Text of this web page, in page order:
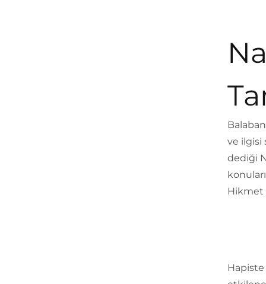
ve ilgisi
dediği
Hikmet
Hapiste